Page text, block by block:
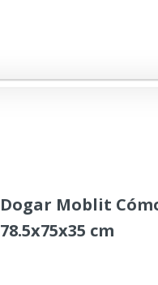
Dogar Moblit
78.5x75x35 cm